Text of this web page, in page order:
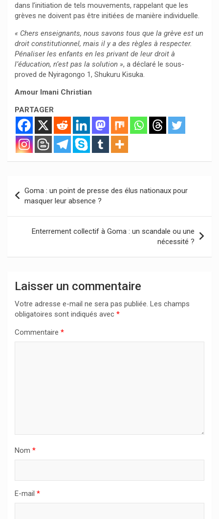
dans l’initiation de tels mouvements, rappelant que les
grèves ne doivent pas être initiées de manière individuelle.
« Chers enseignants, nous savons tous que la grève est un
droit constitutionnel, mais il y a des règles à respecter.
Pénaliser les enfants en les privant de leur droit à
l’éducation, n’est pas la solution », a déclaré le sous-
proved de Nyiragongo 1, Shukuru Kisuka.
Amour Imani Christian
PARTAGER
de
l’article
Goma : un point de presse des élus nationaux pour
masquer leur absence ?
Enterrement collectif à Goma : un scandale ou une
nécessité ?
Laisser un commentaire
Votre adresse e-mail ne sera pas publiée. Les champs
obligatoires sont indiqués avec *
Commentaire *
Nom *
E-mail *